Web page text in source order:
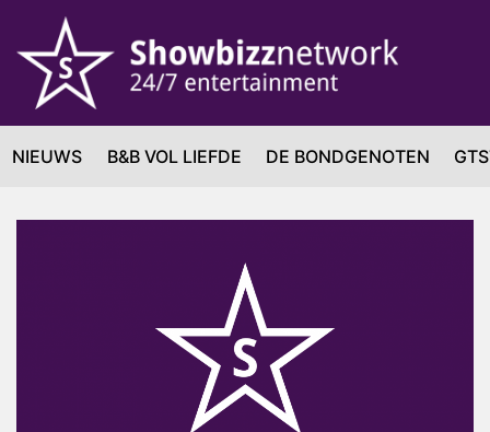
NIEUWS B&B VOL LIEFDE DE BONDGENOTEN